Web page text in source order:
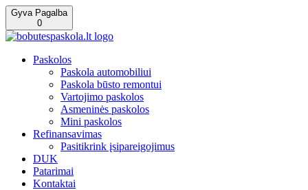
Gyva Pagalba
0
Paskolos
Paskola automobiliui
Paskola būsto remontui
Vartojimo paskolos
Asmeninės paskolos
Mini paskolos
Refinansavimas
Pasitikrink įsipareigojimus
DUK
Patarimai
Kontaktai